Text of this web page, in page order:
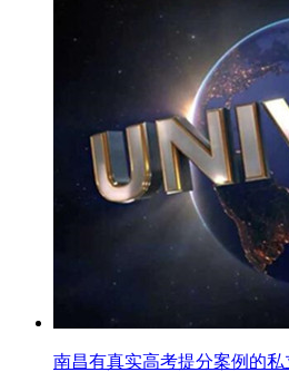
南昌有真实高考提分案例的